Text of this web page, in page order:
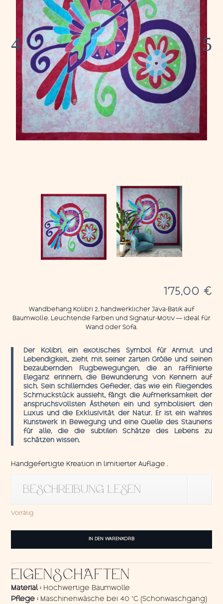
175,00 €
Wandbehang Kolibri 2, handwerklicher Java-Batik auf
Baumwolle. Leuchtende Farben und Signatur-Motiv — ideal für
Wand oder Sofa.
Der Kolibri, ein exotisches Symbol für Anmut und
Lebendigkeit, zieht mit seiner zarten Größe und seinen
bezaubernden Flugbewegungen, die an raffinierte
Eleganz erinnern, die Bewunderung von Kennern auf
sich. Sein schillerndes Gefieder, das wie ein fliegendes
Schmuckstück aussieht, fängt die Aufmerksamkeit der
anspruchsvollsten Ästheten ein und symbolisiert den
Luxus und die Exklusivität der Natur. Er ist ein wahres
Kunstwerk in Bewegung und eine Quelle des Staunens
für alle, die die subtilen Schätze des Lebens zu
schätzen wissen.
Handgefertigte Kreation in limitierter Auflage .
BESCHREIBUNG LESEN
Vorrätig
IN DEN WARENKORB
EIGENSCHAFTEN
Material : Hochwertige Baumwolle
Pflege : Maschinenwäsche bei 40 °C (Schonwaschgang)